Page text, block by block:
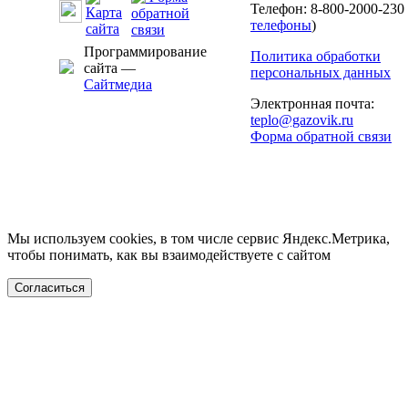
Программирование
сайта —
Сайтмедиа
Телефон: 8-800-2000-230
телефоны)
Политика обработки
персональных данных
Электронная почта:
teplo@gazovik.ru
Форма обратной связи
Мы используем cookies, в том числе сервис Яндекс.Метрика,
чтобы понимать, как вы взаимодействуете с сайтом
Согласиться